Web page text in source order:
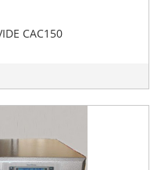
CAC150